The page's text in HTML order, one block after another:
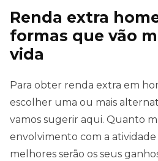
Renda extra
formas que vão
vida
Para obter renda extra em
escolher uma ou mais
vamos sugerir aqui. Quanto
envolvimento com a
melhores serão os seus